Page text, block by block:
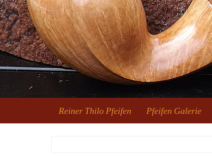
Reiner Thilo Pfeifen Pfeifen Galerie